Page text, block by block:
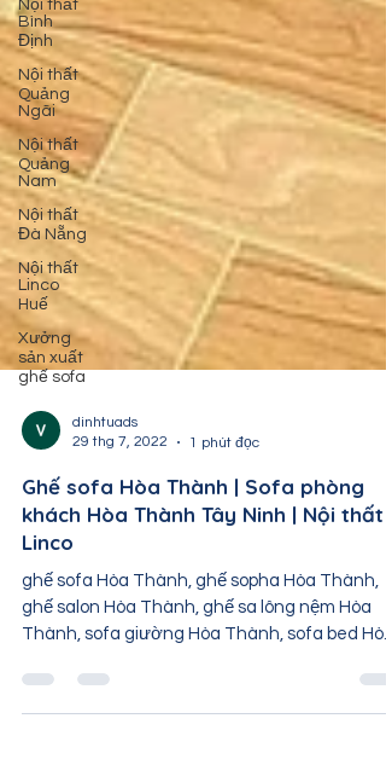
Nội thất
Bình
Định
Nội thất
Quảng
Ngãi
Nội thất
Quảng
Nam
Nội thất
Đà Nẵng
Nội thất
Linco
Huế
Xưởng
sản xuất
ghế sofa
Ghế sofa Hòa Thành | Sofa phòng
khách Hòa Thành Tây Ninh | Nội thất
Linco
ghế sofa Hòa Thành, ghế sopha Hòa Thành,
ghế salon Hòa Thành, ghế sa lông nệm Hòa